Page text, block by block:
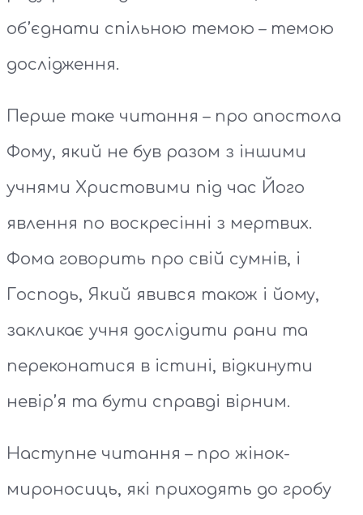
об’єднати спільною темою – темою
дослідження.
Перше таке читання – про апостола
Фому, який не був разом з іншими
учнями Христовими під час Його
явлення по воскресінні з мертвих.
Фома говорить про свій сумнів, і
Господь, Який явився також і йому,
закликає учня дослідити рани та
переконатися в істині, відкинути
невір’я та бути справді вірним.
Наступне читання – про жінок-
мироносиць, які приходять до гробу